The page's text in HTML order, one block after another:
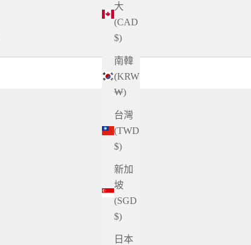
大
(CAD
$)
南韓
(KRW
₩)
台灣
(TWD
$)
新加
坡
(SGD
$)
日本